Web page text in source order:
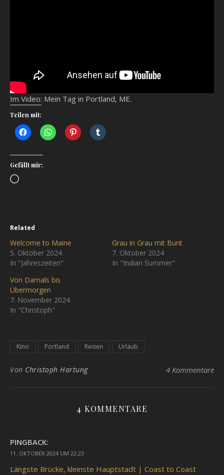
Im Video: Mein Tag in Portland, ME.
Teilen mit:
Gefällt mir:
Loading…
Related
Welcome to Maine
5. Oktober 2024
In "Jahreszeiten"
Grau in Grau mit Bunt
7. Oktober 2024
In "Indian Summer"
Von Damals bis
Übermorgen
7. November 2024
In "Christoph"
Kino Portland Reisen Urlaub
Von Christoph Hartung 4 Kommentare
4 KOMMENTARE
PINGBACK:
11. OKTOBER 2024 UM 22:23
Längste Brücke, kleinste Hauptstadt | Coast to Coast